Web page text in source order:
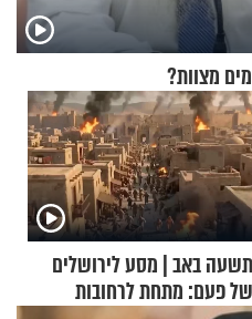
מצוות?
תשעה באב | מסע לירושלים
של פעם: מתחת לרחובות